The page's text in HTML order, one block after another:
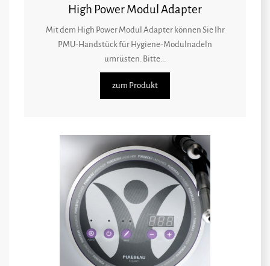
High Power Modul Adapter
Mit dem High Power Modul Adapter können Sie Ihr
PMU-Handstück für Hygiene-Modulnadeln
umrüsten. Bitte...
zum Produkt